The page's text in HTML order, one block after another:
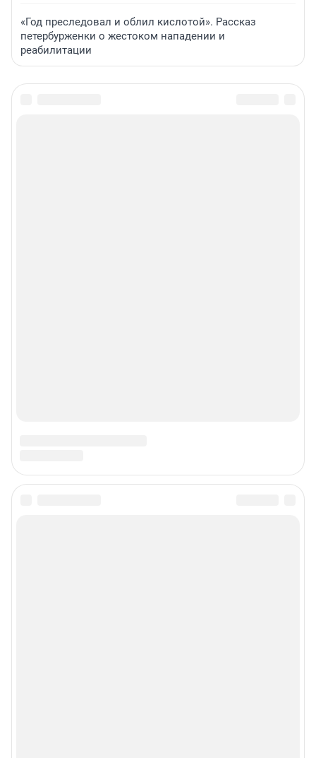
«Год преследовал и облил кислотой». Рассказ
петербурженки о жестоком нападении и
реабилитации